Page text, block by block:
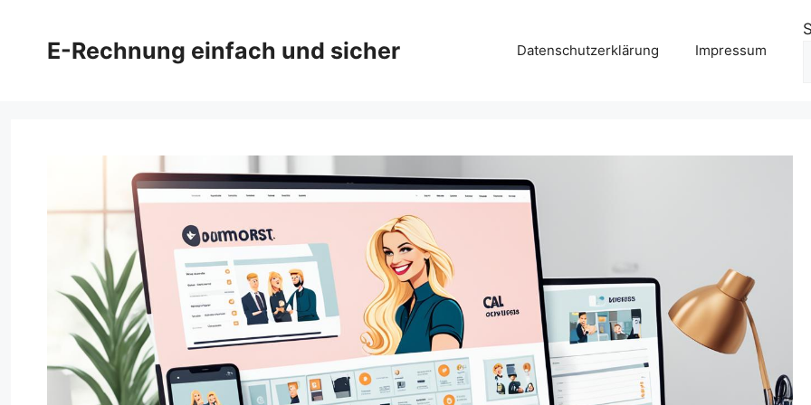
springenE-Rechnung einfach und sicher Datenschutzerklärung Impressum